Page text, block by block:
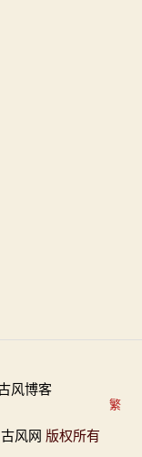
古风网 版权所有
繁